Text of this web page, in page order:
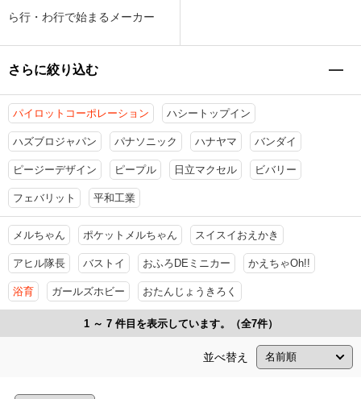
ら行・わ行で始まるメーカー
さらに絞り込む
パイロットコーポレーション ハシートップイン
ハズブロジャパン パナソニック ハナヤマ バンダイ
ピージーデザイン ピープル 日立マクセル ビバリー
フェバリット 平和工業
メルちゃん ポケットメルちゃん スイスイおえかき
アヒル隊長 バストイ おふろDEミニカー かえちゃOh!!
浴育 ガールズホビー おたんじょうきろく
1 ～ 7 件目を表示しています。（全7件）
並べ替え